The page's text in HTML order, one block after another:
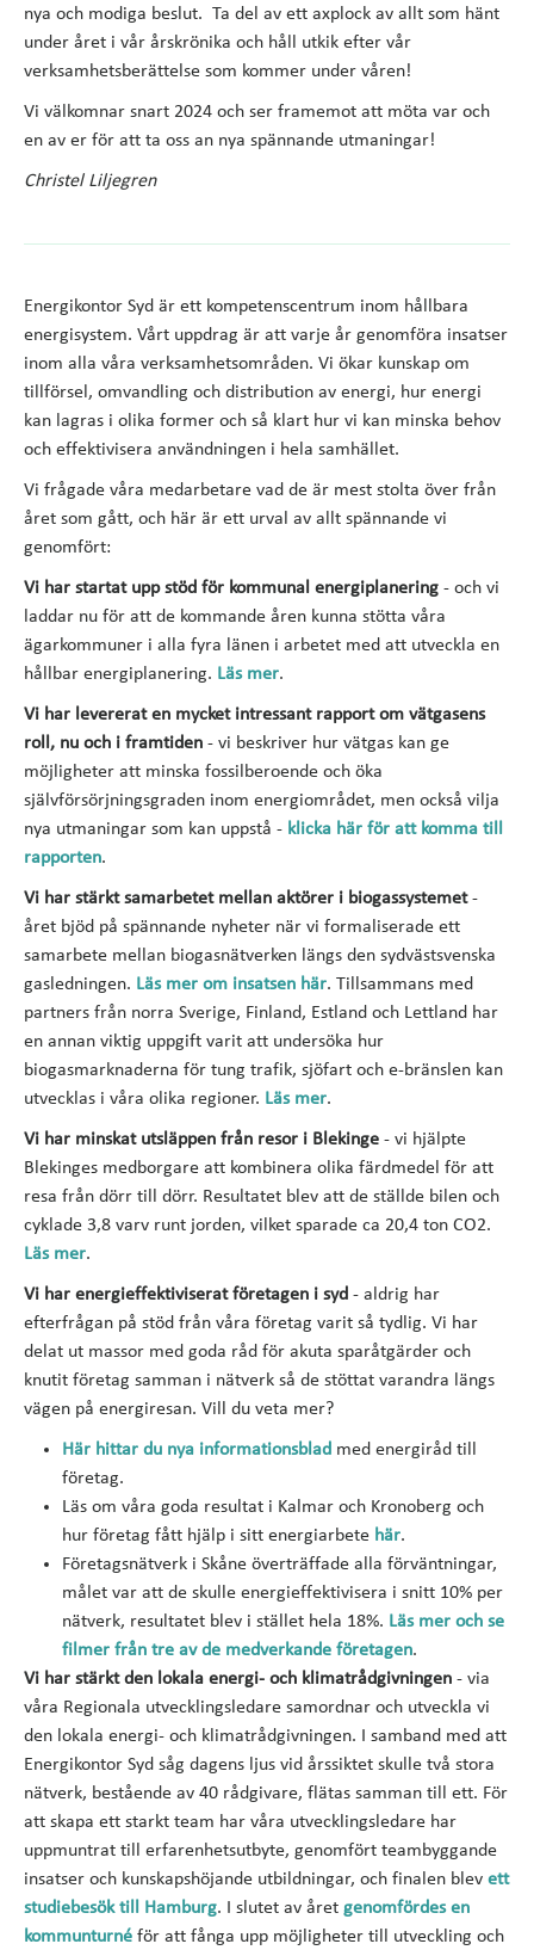
nya och modiga beslut. Ta del av ett axplock av allt som hänt
under året i vår årskrönika och håll utkik efter vår
verksamhetsberättelse som kommer under våren!
Vi välkomnar snart 2024 och ser framemot att möta var och
en av er för att ta oss an nya spännande utmaningar!
Christel Liljegren
Energikontor Syd är ett kompetenscentrum inom hållbara
energisystem. Vårt uppdrag är att varje år genomföra insatser
inom alla våra verksamhetsområden. Vi ökar kunskap om
tillförsel, omvandling och distribution av energi, hur energi
kan lagras i olika former och så klart hur vi kan minska behov
och effektivisera användningen i hela samhället.
Vi frågade våra medarbetare vad de är mest stolta över från
året som gått, och här är ett urval av allt spännande vi
genomfört:
Vi har startat upp stöd för kommunal energiplanering - och vi
laddar nu för att de kommande åren kunna stötta våra
ägarkommuner i alla fyra länen i arbetet med att utveckla en
hållbar energiplanering. Läs mer.
Vi har levererat en mycket intressant rapport om vätgasens
roll, nu och i framtiden - vi beskriver hur vätgas kan ge
möjligheter att minska fossilberoende och öka
självförsörjningsgraden inom energiområdet, men också vilja
nya utmaningar som kan uppstå - klicka här för att komma till
rapporten.
Vi har stärkt samarbetet mellan aktörer i biogassystemet-
året bjöd på spännande nyheter när vi formaliserade ett
samarbete mellan biogasnätverken längs den sydvästsvenska
gasledningen. Läs mer om insatsen här. Tillsammans med
partners från norra Sverige, Finland, Estland och Lettland har
en annan viktig uppgift varit att undersöka hur
biogasmarknaderna för tung trafik, sjöfart och e-bränslen kan
utvecklas i våra olika regioner. Läs mer.
Vi har minskat utsläppen från resor i Blekinge - vi hjälpte
Blekinges medborgare att kombinera olika färdmedel för att
resa från dörr till dörr. Resultatet blev att de ställde bilen och
cyklade 3,8 varv runt jorden, vilket sparade ca 20,4 ton CO2.
Läs mer.
Vi har energieffektiviserat företagen i syd - aldrig har
efterfrågan på stöd från våra företag varit så tydlig. Vi har
delat ut massor med goda råd för akuta sparåtgärder och
knutit företag samman i nätverk så de stöttat varandra längs
vägen på energiresan. Vill du veta mer?
Här hittar du nya informationsblad med energiråd till
företag.
Läs om våra goda resultat i Kalmar och Kronoberg och
hur företag fått hjälp i sitt energiarbete här.
Företagsnätverk i Skåne överträffade alla förväntningar,
målet var att de skulle energieffektivisera i snitt 10% per
nätverk, resultatet blev i stället hela 18%. Läs mer och se
filmer från tre av de medverkande företagen.
Vi har stärkt den lokala energi- och klimatrådgivningen - via
våra Regionala utvecklingsledare samordnar och utveckla vi
den lokala energi- och klimatrådgivningen. I samband med att
Energikontor Syd såg dagens ljus vid årssiktet skulle två stora
nätverk, bestående av 40 rådgivare, flätas samman till ett. För
att skapa ett starkt team har våra utvecklingsledare har
uppmuntrat till erfarenhetsutbyte, genomfört teambyggande
insatser och kunskapshöjande utbildningar, och finalen blev ett
studiebesök till Hamburg. I slutet av året genomfördes en
kommunturné för att fånga upp möjligheter till utveckling och